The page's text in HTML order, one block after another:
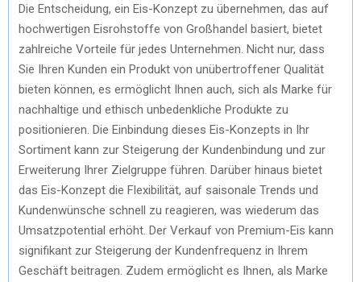
Die Entscheidung, ein Eis-Konzept zu übernehmen, das auf
hochwertigen Eisrohstoffe von Großhandel basiert, bietet
zahlreiche Vorteile für jedes Unternehmen. Nicht nur, dass
Sie Ihren Kunden ein Produkt von unübertroffener Qualität
bieten können, es ermöglicht Ihnen auch, sich als Marke für
nachhaltige und ethisch unbedenkliche Produkte zu
positionieren. Die Einbindung dieses Eis-Konzepts in Ihr
Sortiment kann zur Steigerung der Kundenbindung und zur
Erweiterung Ihrer Zielgruppe führen. Darüber hinaus bietet
das Eis-Konzept die Flexibilität, auf saisonale Trends und
Kundenwünsche schnell zu reagieren, was wiederum das
Umsatzpotential erhöht. Der Verkauf von Premium-Eis kann
signifikant zur Steigerung der Kundenfrequenz in Ihrem
Geschäft beitragen. Zudem ermöglicht es Ihnen, als Marke